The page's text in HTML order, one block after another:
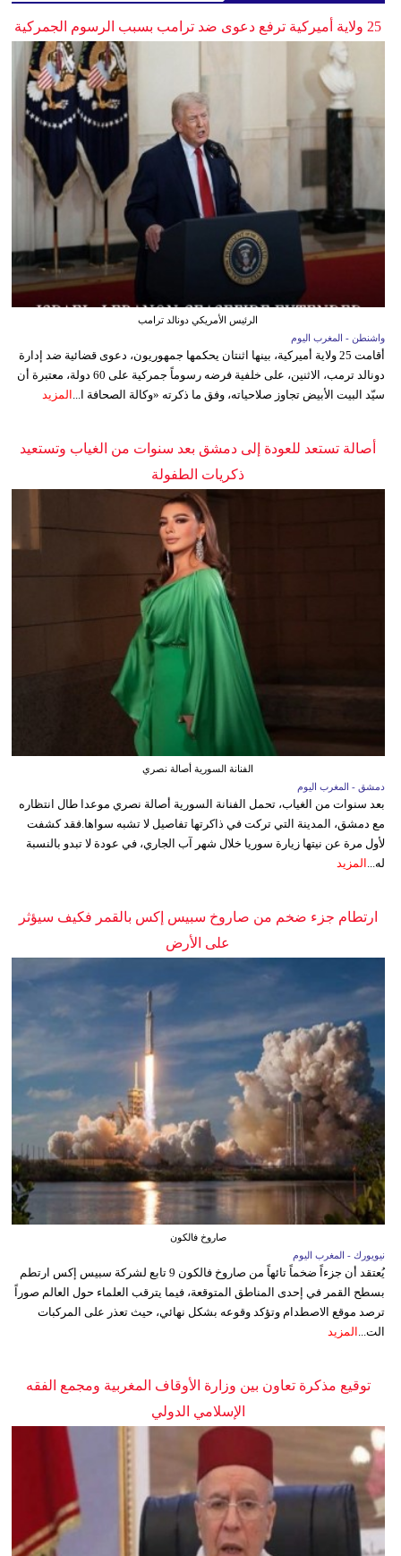
25 ولاية أميركية ترفع دعوى ضد ترامب بسبب الرسوم الجمركية
الرئيس الأمريكي دونالد ترامب
واشنطن - المغرب اليوم
أقامت 25 ولاية أميركية، بينها اثنتان يحكمها جمهوريون، دعوى قضائية ضد إدارة
دونالد ترمب، الاثنين، على خلفية فرضه رسوماً جمركية على 60 دولة، معتبرة أن
سيّد البيت الأبيض تجاوز صلاحياته، وفق ما ذكرته «وكالة الصحافة ا... المزيد
أصالة تستعد للعودة إلى دمشق بعد سنوات من الغياب وتستعيد
ذكريات الطفولة
الفنانة السورية أصالة نصري
دمشق - المغرب اليوم
بعد سنوات من الغياب، تحمل الفنانة السورية أصالة نصري موعدا طال انتظاره
مع دمشق، المدينة التي تركت في ذاكرتها تفاصيل لا تشبه سواها.فقد كشفت
لأول مرة عن نيتها زيارة سوريا خلال شهر آب الجاري، في عودة لا تبدو بالنسبة
له... المزيد
ارتطام جزء ضخم من صاروخ سبيس إكس بالقمر فكيف سيؤثر
على الأرض
صاروخ فالكون
نيويورك - المغرب اليوم
يُعتقد أن جزءاً ضخماً تائهاً من صاروخ فالكون 9 تابع لشركة سبيس إكس ارتطم
بسطح القمر في إحدى المناطق المتوقعة، فيما يترقب العلماء حول العالم صوراً
ترصد موقع الاصطدام وتؤكد وقوعه بشكل نهائي، حيث تعذر على المركبات
الت...
المزيد
توقيع مذكرة تعاون بين وزارة الأوقاف المغربية ومجمع الفقه
الإسلامي الدولي